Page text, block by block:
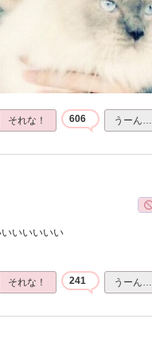
それな！ 606 うーん…
いいいいい
それな！ 241 うーん…